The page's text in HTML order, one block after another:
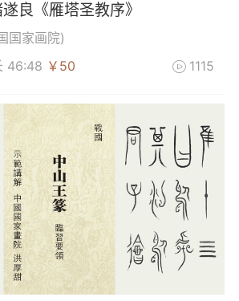
良《雁塔圣教序》
国家画院)
46:48 ￥50  1115